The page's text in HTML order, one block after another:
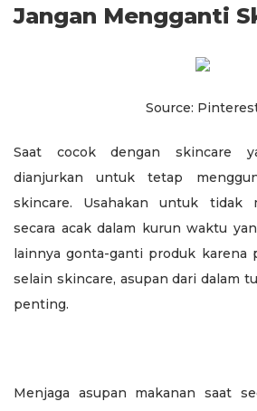
Jangan Mengganti
Source:
Saat cocok dengan skincare
dianjurkan untuk tetap
skincare. Usahakan untuk tidak
secara acak dalam kurun waktu
lainnya gonta-ganti produk karena
selain skincare, asupan dari dalam
penting.
Menjaga asupan makanan saat